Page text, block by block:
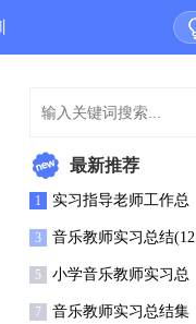
最新推荐
1 实习指导老师工作总
结5篇
3 音乐教师实习总结(12
篇)
5 小学音乐教师实习总
结3篇
7 音乐教师实习总结集